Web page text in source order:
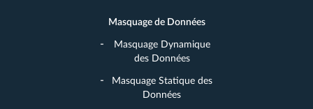
Masquage de Données
Masquage Dynamique
des Données
Masquage Statique des
Données